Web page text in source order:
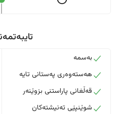
بەسمە
هەستەوەری پەستانی تایە
قەڵغانی پاراستنی بزوێنەر
شوێنپێی تەنیشتەکان